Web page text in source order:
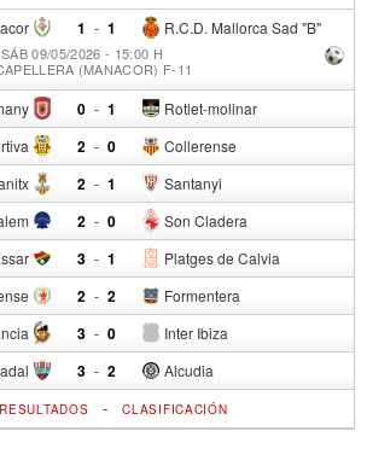
1 - R.C.D. Mallorca Sad "B"
1
SÁB 09/05/2026 - 15:00 H
(MANACOR) F-11
0 - Rotlet-molinar
1
2 - Collerense
0
2 - Santanyi
1
2 - Son Cladera
0
3 - Platges de Calvia
1
2 - Formentera
2
3 - Inter Ibiza
0
3 - Alcudia
2
-CLASIFICACIÓN